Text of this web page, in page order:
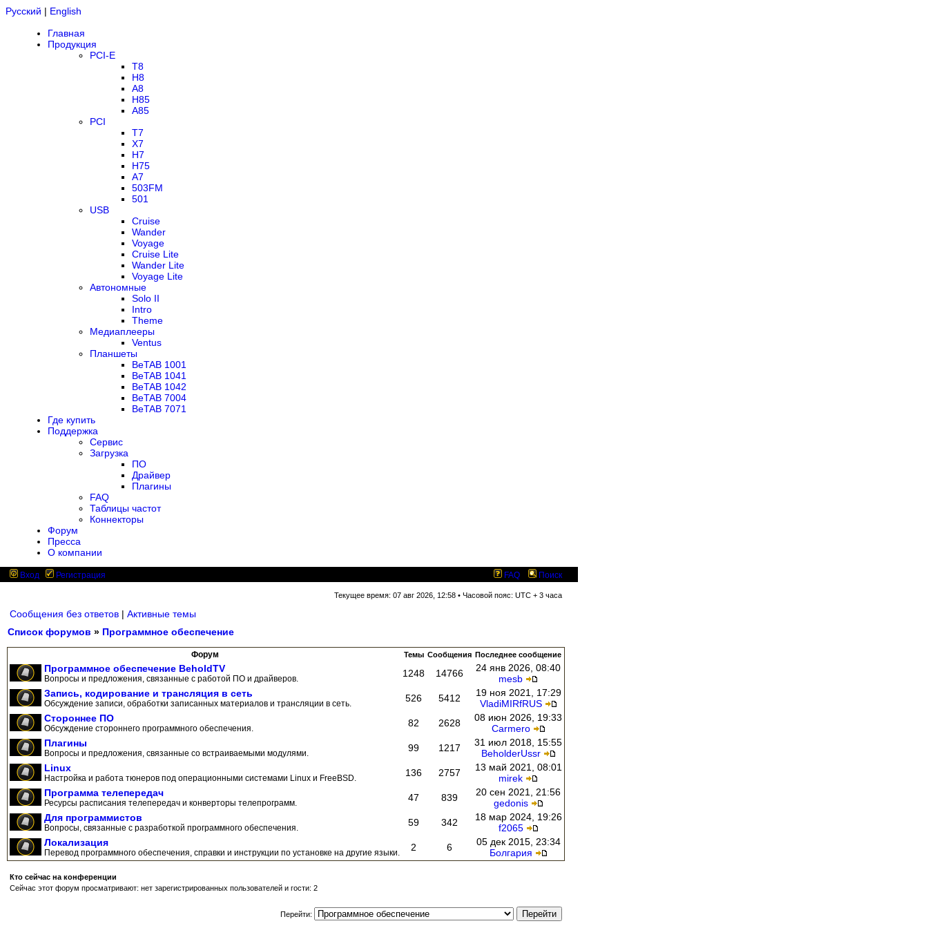
Русский | English
Главная
Продукция
PCI-E
T8
H8
A8
H85
A85
PCI
T7
X7
H7
H75
A7
503FM
501
USB
Cruise
Wander
Voyage
Cruise Lite
Wander Lite
Voyage Lite
Автономные
Solo II
Intro
Theme
Медиаплееры
Ventus
Планшеты
BeTAB 1001
BeTAB 1041
BeTAB 1042
BeTAB 7004
BeTAB 7071
Где купить
Поддержка
Сервис
Загрузка
ПО
Драйвер
Плагины
FAQ
Таблицы частот
Коннекторы
Форум
Пресса
О компании
Вход Регистрация FAQ Поиск
Текущее время: 07 авг 2026, 12:58 • Часовой пояс: UTC + 3 часа
Сообщения без ответов | Активные темы
Список форумов » Программное обеспечение
Форум Темы Сообщения Последнее сообщение
Программное обеспечение BeholdTV
Вопросы и предложения, связанные с работой ПО и драйверов. 1248 14766
24 янв 2026, 08:40
mesb
Запись, кодирование и трансляция в сеть
Обсуждение записи, обработки записанных материалов и трансляции в сеть. 526 5412
19 ноя 2021, 17:29
VladiMIRfRUS
Стороннее ПО
Обсуждение стороннего программного обеспечения. 82 2628
08 июн 2026, 19:33
Carmero
Плагины
Вопросы и предложения, связанные со встраиваемыми модулями. 99 1217
31 июл 2018, 15:55
BeholderUssr
Linux
Настройка и работа тюнеров под операционными системами Linux и FreeBSD. 136 2757
13 май 2021, 08:01
mirek
Программа телепередач
Ресурсы расписания телепередач и конверторы телепрограмм. 47 839
20 сен 2021, 21:56
gedonis
Для программистов
Вопросы, связанные с разработкой программного обеспечения. 59 342
18 мар 2024, 19:26
f2065
Локализация
Перевод программного обеспечения, справки и инструкции по установке на другие языки. 2 6
05 дек 2015, 23:34
Болгария
Кто сейчас на конференции
Сейчас этот форум просматривают: нет зарегистрированных пользователей и гости: 2
Перейти: